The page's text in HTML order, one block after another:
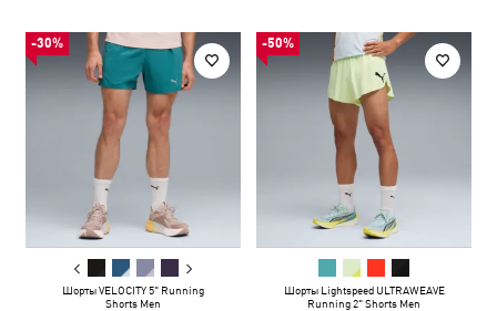
-30%
Шорты VELOCITY 5" Running
Shorts Men
-50%
Шорты Lightspeed ULTRAWEAVE
Running 2" Shorts Men